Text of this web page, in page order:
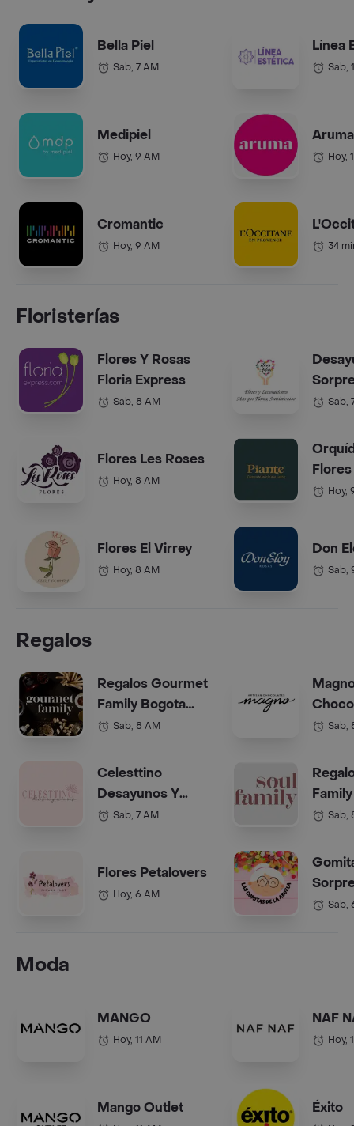
Bella Piel
Sab, 7 AM
Medipiel
Hoy, 9 AM
Cromantic
Hoy, 9 AM
Línea
Sab,
Hoy,
34
Floristerías
Flores Y Rosas
Floria Express
Sab, 8 AM
Flores Les Roses
Hoy, 8 AM
Flores El Virrey
Hoy, 8 AM
Sab,
Hoy,
Don
Sab,
Regalos
Regalos Gourmet
Family Bogota
(Anchetas)
Sab, 8 AM
Celesttino
Desayunos Y
Anchetas Bogotá
Sab, 7 AM
Flores Petalovers
Hoy, 6 AM
Sab,
Sab,
Sab,
Moda
MANGO
Hoy, 11 AM
Mango Outlet
NAF
Hoy,
Éxito